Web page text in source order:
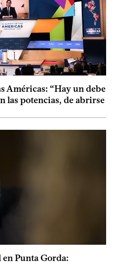
Américas: “Hay un debe
las potencias, de abrirse
Punta Gorda: